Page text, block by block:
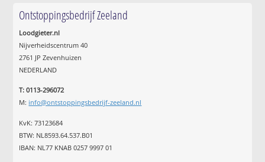
Ontstoppingsbedrijf Zeeland
Loodgieter.nl
Nijverheidscentrum 40
2761 JP Zevenhuizen
NEDERLAND
T: 0113-296072
M: info@ontstoppingsbedrijf-zeeland.nl
KvK: 73123684
BTW: NL8593.64.537.B01
IBAN: NL77 KNAB 0257 9997 01